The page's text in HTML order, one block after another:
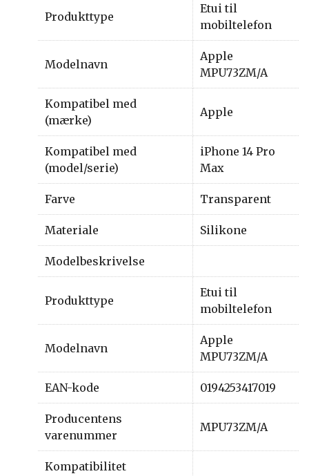
Produkttype
Etui til
mobiltelefon
Modelnavn
Apple
MPU73ZM/A
Kompatibel med
(mærke)
Apple
Kompatibel med
(model/serie)
iPhone 14 Pro
Max
Farve Transparent
Materiale Silikone
Modelbeskrivelse
Produkttype
Etui til
mobiltelefon
Modelnavn
Apple
MPU73ZM/A
EAN-kode 0194253417019
Producentens
varenummer
MPU73ZM/A
Kompatibilitet